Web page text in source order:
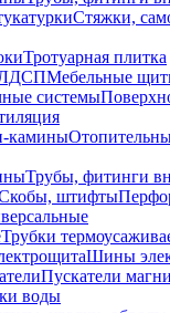
Стяжки,
Тротуарная плитка
Мебельные
системы
камины
Трубы, фитинги
штифты
Трубки
Шины
Пускатели
воды